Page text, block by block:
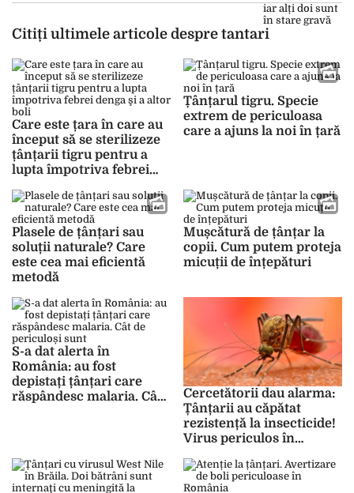
Citiți ultimele articole despre tantari
Care este țara în care au
început să se sterilizeze
țânțarii tigru pentru a
lupta împotriva febrei
Țânțarul tigru. Specie
extrem de periculoasa
care a ajuns la noi în țară
Plasele de țânțari sau
soluții naturale? Care
este cea mai eficientă
metodă
Mușcătură de țânțar la
copii. Cum putem proteja
micuții de înțepături
S-a dat alerta în
România: au fost
depistați țânțari care
răspândesc malaria. Cât
Cercetătorii dau alarma:
Țânțarii au căpătat
rezistență la insecticide!
Virus periculos în